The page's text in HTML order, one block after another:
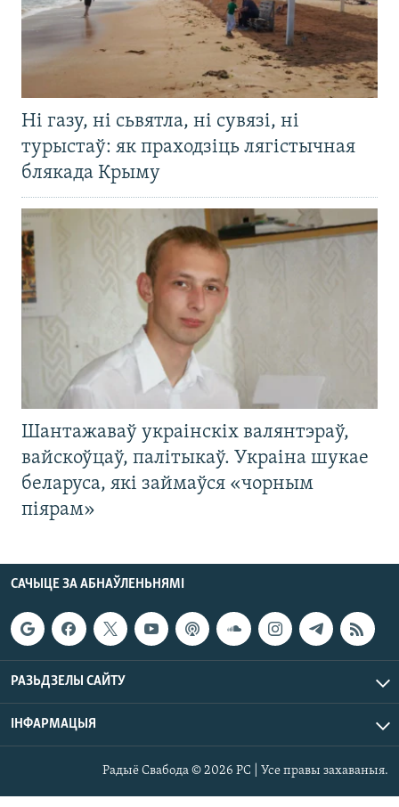
Ні газу, ні сьвятла, ні сувязі, ні
турыстаў: як праходзіць лягістычная
блякада Крыму
Шантажаваў украінскіх валянтэраў,
вайскоўцаў, палітыкаў. Украіна шукае
беларуса, які займаўся «чорным
піярам»
САЧЫЦЕ ЗА АБНАЎЛЕНЬНЯМІ
РАЗЬДЗЕЛЫ САЙТУ
ІНФАРМАЦЫЯ
Радыё Свабода © 2026 РС | Усе правы захаваныя.